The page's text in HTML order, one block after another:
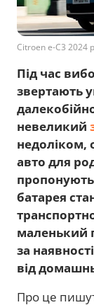
Citroen e-C3 2024
Під час
звертають
невеликий
недоліком,
авто для
батарея
маленький
за
від
Про це